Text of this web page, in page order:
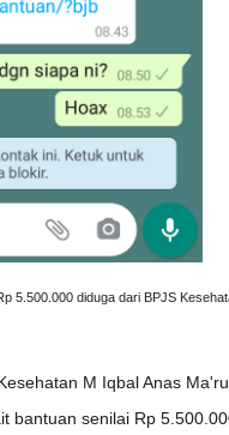
5.500.000 diduga dari BPJS
M Iqbal Anas
bantuan senilai Rp